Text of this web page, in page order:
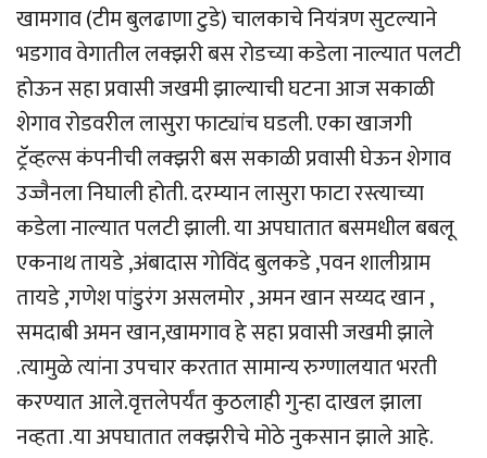
खामगाव (टीम बुलढाणा टुडे) चालकाचे नियंत्रण सुटल्याने
भडगाव वेगातील लक्झरी बस रोडच्या कडेला नाल्यात पलटी
होऊन सहा प्रवासी जखमी झाल्याची घटना आज सकाळी
शेगाव रोडवरील लासुरा फाट्यांच घडली. एका खाजगी
ट्रॅव्हल्स कंपनीची लक्झरी बस सकाळी प्रवासी घेऊन शेगाव
उज्जैनला निघाली होती. दरम्यान लासुरा फाटा रस्त्याच्या
कडेला नाल्यात पलटी झाली. या अपघातात बसमधील बबलू
एकनाथ तायडे ,अंबादास गोविंद बुलकडे ,पवन शालीग्राम
तायडे ,गणेश पांडुरंग असलमोर , अमन खान सय्यद खान ,
समदाबी अमन खान,खामगाव हे सहा प्रवासी जखमी झाले
.त्यामुळे त्यांना उपचार करतात सामान्य रुग्णालयात भरती
करण्यात आले.वृत्तलेपर्यंत कुठलाही गुन्हा दाखल झाला
नव्हता .या अपघातात लक्झरीचे मोठे नुकसान झाले आहे.